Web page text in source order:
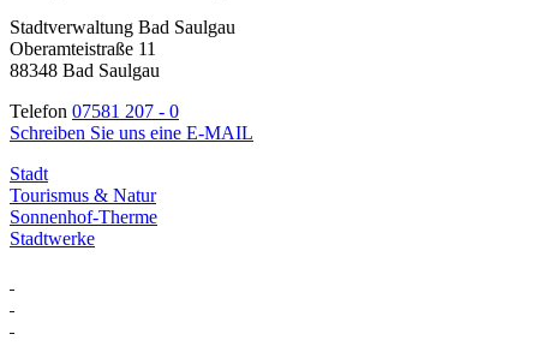
Stadtverwaltung Bad Saulgau
Oberamteistraße 11
88348 Bad Saulgau
Telefon 07581 207 - 0
Schreiben Sie uns eine E-MAIL
Stadt
Tourismus & Natur
Sonnenhof-Therme
Stadtwerke